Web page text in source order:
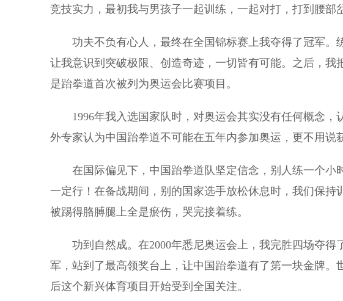
竞技实力，最初我与男孩子一起训练，一起对打，打到腰部
功夫不负有心人，最终在全国锦标赛上我夺得了冠军。
让我意识到突破极限、创造奇迹，一切皆有可能。之后，我
是跆拳道首次被列为奥运会比赛项目。
1996年我入选国家队时，对奥运会其实没有任何概念，
外专家认为中国跆拳道不可能在五年内参加奥运，更不用说
在国际偏见下，中国跆拳道队坚定信念，别人练一个小
一定行！在备战期间，别的国家选手放松休息时，我们保
被踢得胳膊腿上全是瘀伤，哭完接着练。
功到自然成。在2000年悉尼奥运会上，我完胜四场夺得
军，站到了最高领奖台上，让中国跆拳道有了第一块金牌。
后这个新兴体育项目开始受到全国关注。